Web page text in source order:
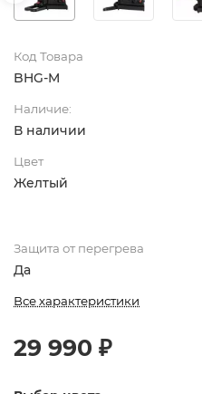
Код Товара
BHG-M
Наличие:
В наличии
Цвет
Желтый
Защита от перегрева
Да
Все характеристики
29 990 ₽